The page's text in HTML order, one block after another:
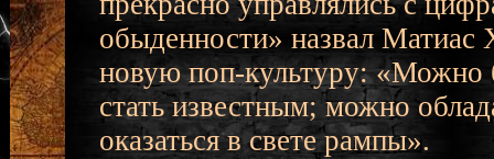
обыденности» назвал Матиас
новую поп-культуру: «Можно
стать известным; можно
оказаться в свете рампы».